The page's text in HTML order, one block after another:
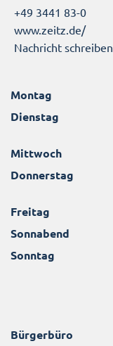
+49 3441 83-0
www.zeitz.de/
Nachricht schreiben
Montag
Dienstag
Mittwoch
Donnerstag
Freitag
Sonnabend
Sonntag
Bürgerbüro